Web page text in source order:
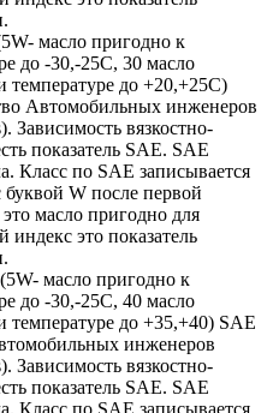
масло пригодно к
до -30,-25С, 30 масло
температуре до +20,+25С)
Автомобильных инженеров
Зависимость вязкостно-
показатель SAE. SAE
Класс по SAE записывается
буквой W после первой
масло пригодно для
индекс это показатель
масло пригодно к
до -30,-25С, 40 масло
до +35,+40) SAE
инженеров
Зависимость вязкостно-
показатель SAE. SAE
Класс по SAE записывается